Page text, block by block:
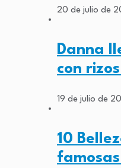
20 de julio de
Danna
con
19 de julio de
10